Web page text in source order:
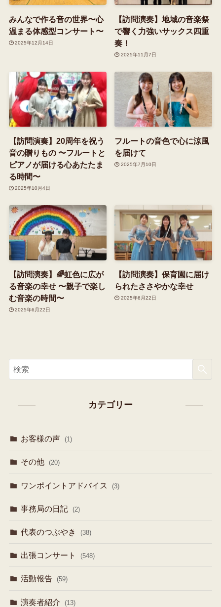
みんなで作る音の世界〜心
温まる体感型コンサート〜
2025年12月14日
【訪問演奏】地域の音楽祭
で響く力強いサックス四重
奏！
2025年11月7日
【訪問演奏】20周年を祝う
音の贈りもの 〜フルートと
ピアノが届ける心あたたま
る時間〜
2025年10月4日
フルートの音色で心に涼風
を届けて
2025年7月10日
【訪問演奏】🌈虹色に広が
る音楽の幸せ 〜親子で楽し
む音楽の時間〜
2025年6月22日
【訪問演奏】保育園に届け
られたささやかな幸せ
2025年6月22日
カテゴリー
お客様の声 (1)
その他 (20)
ワンポイントアドバイス (3)
事務局の日記 (2)
代表のつぶやき (38)
出張コンサート (548)
活動報告 (59)
演奏者紹介 (13)